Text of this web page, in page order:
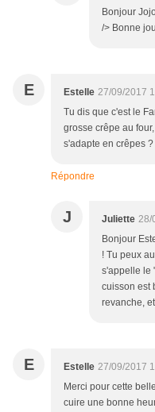
Bonjour
/> Bonne
E Estelle 27/09/2017
Tu dis que c'est le
grosse crêpe au
s'adapte en crêpes ?
Répondre
J Juliette 28/
Bonjour
! Tu peux
s'appelle le
cuisson est
revanche,
E Estelle 27/09/2017
Merci pour cette
cuire une bonne